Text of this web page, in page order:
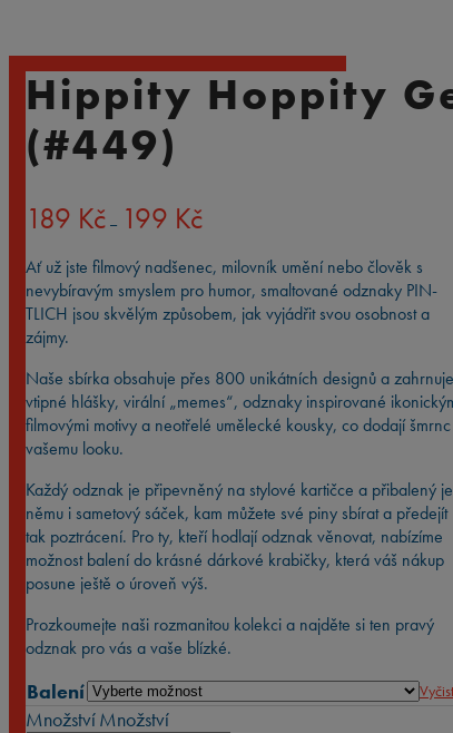
Hippity Hoppity
(#449)
189 Kč – 199 Kčcen:
až
199 Kč
Ať už jste filmový nadšenec, milovník umění nebo člověk s
nevybíravým smyslem pro humor, smaltované odznaky PIN-
TLICH jsou skvělým způsobem, jak vyjádřit svou osobnost a
zájmy.
Naše sbírka obsahuje přes 800 unikátních designů a zahrnuje
vtipné hlášky, virální „memes“, odznaky inspirované
filmovými motivy a neotřelé umělecké kousky, co dodají šmrnc
vašemu looku.
Každý odznak je připevněný na stylové kartičce a přibalený
němu i sametový sáček, kam můžete své piny sbírat a předejít
tak poztrácení. Pro ty, kteří hodlají odznak věnovat, nabízíme
možnost balení do krásné dárkové krabičky, která váš nákup
posune ještě o úroveň výš.
Prozkoumejte naši rozmanitou kolekci a najděte si ten pravý
odznak pro vás a vaše blízké.
Balení
MnožstvíMnožství